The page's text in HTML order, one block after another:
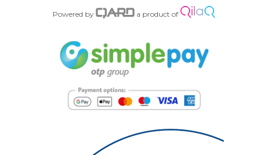
Powered by a product of